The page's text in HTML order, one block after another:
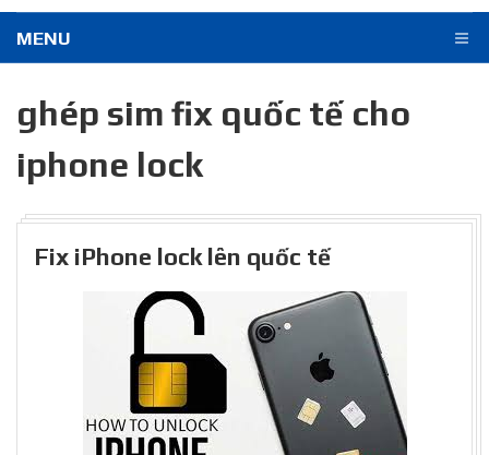
MENU
ghép sim fix quốc tế cho
iphone lock
Fix iPhone lock lên quốc tế